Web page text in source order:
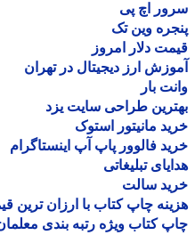
اچ پی
وین تک
دلار امروز
ارز دیجیتال در تهران
بار
طراحی سایت یزد
مانیتور استوک
فالوور پاپ آپ اینستاگرام
تبلیغاتی
سالت
چاپ کتاب با ارزان ترین قیمت
کتاب ویژه رتبه بندی معلمان